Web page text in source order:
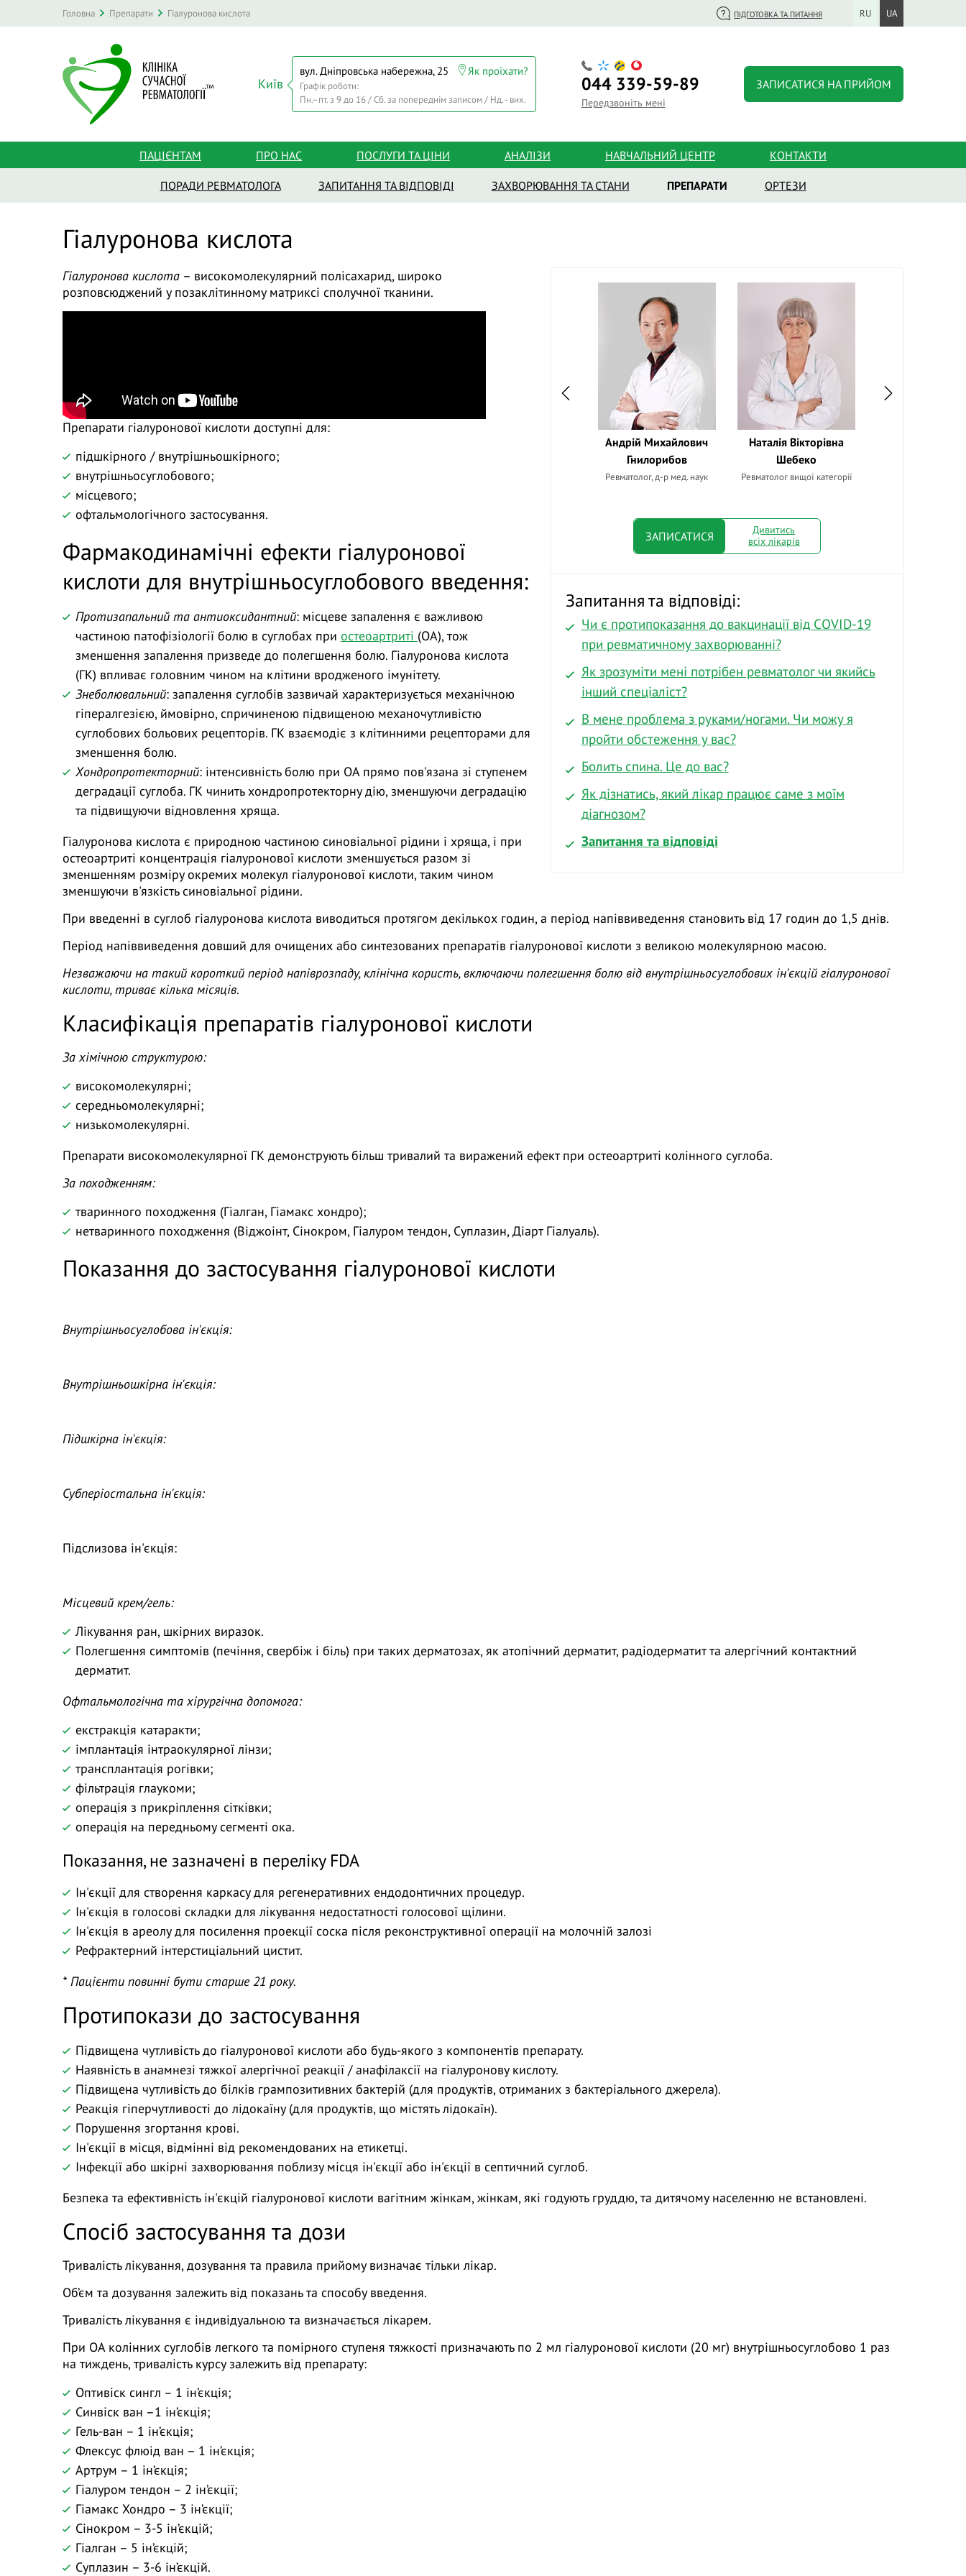
Головна Препарати Гіалуронова кислота ПІДГОТОВКА ТА ПИТАННЯ RU UA
Київ
вул. Дніпровська набережна, 25 Як проїхати?
Графік роботи:
Пн.–пт. з 9 до 16 / Сб. за попереднім записом / Нд. - вих.
044339-59-89
Передзвоніть мені
ЗАПИСАТИСЯ НА ПРИЙОМ
ПАЦІЄНТАМ ПРО НАС ПОСЛУГИ ТА ЦІНИ АНАЛІЗИ НАВЧАЛЬНИЙ ЦЕНТР КОНТАКТИ
ПОРАДИ РЕВМАТОЛОГА ЗАПИТАННЯ ТА ВІДПОВІДІ ЗАХВОРЮВАННЯ ТА СТАНИ ПРЕПАРАТИ ОРТЕЗИ
Гіалуронова кислота
Андрій Михайлович
Гнилорибов
Ревматолог, д-р мед. наук
Наталія Вікторівна
Шебеко
Ревматолог вищої категорії
ЗАПИСАТИСЯ
Дивитись
всіх лікарів
Запитання та відповіді:
Чи є протипоказання до вакцинації від COVID-19
при ревматичному захворюванні?
Як зрозуміти мені потрібен ревматолог чи якийсь
інший спеціаліст?
В мене проблема з руками/ногами. Чи можу я
пройти обстеження у вас?
Болить спина. Це до вас?
Як дізнатись, який лікар працює саме з моїм
діагнозом?
Запитання та відповіді
Гіалуронова кислота – високомолекулярний полісахарид, широко
розповсюджений у позаклітинному матриксі сполучної тканини.
Препарати гіалуронової кислоти доступні для:
підшкірного / внутрішньошкірного;
внутрішньосуглобового;
місцевого;
офтальмологічного застосування.
Фармакодинамічні ефекти гіалуронової
кислоти для внутрішньосуглобового введення:
Протизапальний та антиоксидантний: місцеве запалення є важливою
частиною патофізіології болю в суглобах при остеоартриті (ОА), тож
зменшення запалення призведе до полегшення болю. Гіалуронова кислота
(ГК) впливає головним чином на клітини вродженого імунітету.
Знеболювальний: запалення суглобів зазвичай характеризується механічною
гіпералгезією, ймовірно, спричиненою підвищеною механочутливістю
суглобових больових рецепторів. ГК взаємодіє з клітинними рецепторами для
зменшення болю.
Хондропротекторний: інтенсивність болю при ОА прямо пов'язана зі ступенем
деградації суглоба. ГК чинить хондропротекторну дію, зменшуючи деградацію
та підвищуючи відновлення хряща.
Гіалуронова кислота є природною частиною синовіальної рідини і хряща, і при
остеоартриті концентрація гіалуронової кислоти зменшується разом зі
зменшенням розміру окремих молекул гіалуронової кислоти, таким чином
зменшуючи в'язкість синовіальної рідини.
При введенні в суглоб гіалуронова кислота виводиться протягом декількох годин, а період напіввиведення становить від 17 годин до 1,5 днів.
Період напіввиведення довший для очищених або синтезованих препаратів гіалуронової кислоти з великою молекулярною масою.
Незважаючи на такий короткий період напіврозпаду, клінічна користь, включаючи полегшення болю від внутрішньосуглобових ін'єкцій гіалуронової
кислоти, триває кілька місяців.
Класифікація препаратів гіалуронової кислоти
За хімічною структурою:
високомолекулярні;
середньомолекулярні;
низькомолекулярні.
Препарати високомолекулярної ГК демонструють більш тривалий та виражений ефект при остеоартриті колінного суглоба.
За походженням:
тваринного походження (Гіалган, Гіамакс хондро);
нетваринного походження (Віджоінт, Сінокром, Гіалуром тендон, Суплазин, Діарт Гіалуаль).
Показання до застосування гіалуронової кислоти
Внутрішньосуглобова ін'єкція:
Внутрішньошкірна ін'єкція:
Підшкірна ін'єкція:
Субперіостальна ін'єкція:
Підслизова ін'єкція:
Місцевий крем/гель:
Лікування ран, шкірних виразок.
Полегшення симптомів (печіння, свербіж і біль) при таких дерматозах, як атопічний дерматит, радіодерматит та алергічний контактний
дерматит.
Офтальмологічна та хірургічна допомога:
екстракція катаракти;
імплантація інтраокулярної лінзи;
трансплантація рогівки;
фільтрація глаукоми;
операція з прикріплення сітківки;
операція на передньому сегменті ока.
Показання, не зазначені в переліку FDA
Ін'єкції для створення каркасу для регенеративних ендодонтичних процедур.
Ін'єкція в голосові складки для лікування недостатності голосової щілини.
Ін'єкція в ареолу для посилення проекції соска після реконструктивної операції на молочній залозі
Рефрактерний інтерстиціальний цистит.
* Пацієнти повинні бути старше 21 року.
Протипокази до застосування
Підвищена чутливість до гіалуронової кислоти або будь-якого з компонентів препарату.
Наявність в анамнезі тяжкої алергічної реакції / анафілаксії на гіалуронову кислоту.
Підвищена чутливість до білків грампозитивних бактерій (для продуктів, отриманих з бактеріального джерела).
Реакція гіперчутливості до лідокаїну (для продуктів, що містять лідокаїн).
Порушення згортання крові.
Ін'єкції в місця, відмінні від рекомендованих на етикетці.
Інфекції або шкірні захворювання поблизу місця ін'єкції або ін'єкції в септичний суглоб.
Безпека та ефективність ін'єкцій гіалуронової кислоти вагітним жінкам, жінкам, які годують груддю, та дитячому населенню не встановлені.
Спосіб застосування та дози
Тривалість лікування, дозування та правила прийому визначає тільки лікар.
Об’єм та дозування залежить від показань та способу введення.
Тривалість лікування є індивідуальною та визначається лікарем.
При ОА колінних суглобів легкого та помірного ступеня тяжкості призначають по 2 мл гіалуронової кислоти (20 мг) внутрішньосуглобово 1 раз
на тиждень, тривалість курсу залежить від препарату:
Оптивіск сингл – 1 ін’єкція;
Синвіск ван –1 ін’єкція;
Гель-ван – 1 ін’єкція;
Флексус флюід ван – 1 ін’єкція;
Артрум – 1 ін’єкція;
Гіалуром тендон – 2 ін’єкції;
Гіамакс Хондро – 3 ін’єкції;
Сінокром – 3-5 ін’єкцій;
Гіалган – 5 ін’єкцій;
Суплазин – 3-6 ін’єкцій.